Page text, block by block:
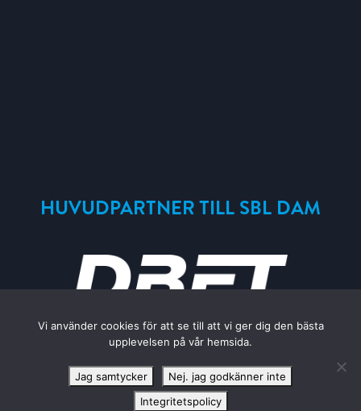
HUVUDPARTNER TILL SBL DAM
KONTAKTA LULEÅ BASKET
Luleå Energi Arena Bastugatan 6
972 41 Luleå
Vi använder cookies för att se till att vi ger dig den bästa
upplevelsen på vår hemsida.
Jag samtycker
Nej. jag godkänner inte
Integritetspolicy